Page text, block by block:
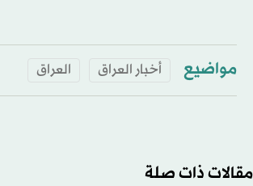
مواضيع أخبار العراق العراق
مقالات ذات صلة